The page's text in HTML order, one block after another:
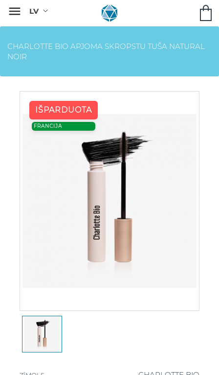

CHARLOTTE BIO APJOMA SKROPSTU TUŠA NATURAL
NOIR
IŠPARDUOTA
FRANCIJA